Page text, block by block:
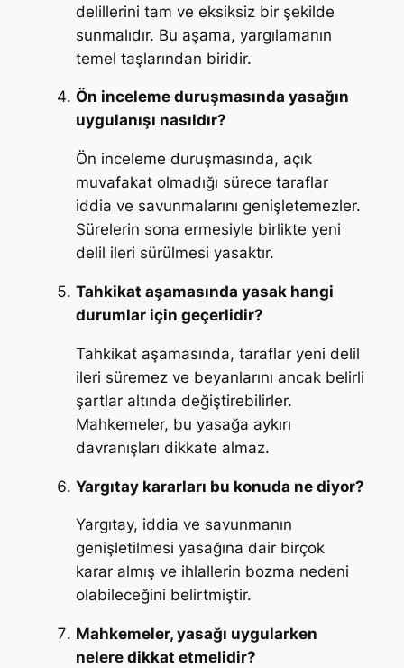
delillerini tam ve eksiksiz bir şekilde
sunmalıdır. Bu aşama, yargılamanın
temel taşlarından biridir.
Ön inceleme duruşmasında yasağın
uygulanışı nasıldır?
Ön inceleme duruşmasında, açık
muvafakat olmadığı sürece taraflar
iddia ve savunmalarını genişletemezler.
Sürelerin sona ermesiyle birlikte yeni
delil ileri sürülmesi yasaktır.
Tahkikat aşamasında yasak hangi
durumlar için geçerlidir?
Tahkikat aşamasında, taraflar yeni delil
ileri süremez ve beyanlarını ancak belirli
şartlar altında değiştirebilirler.
Mahkemeler, bu yasağa aykırı
davranışları dikkate almaz.
Yargıtay kararları bu konuda ne diyor?
Yargıtay, iddia ve savunmanın
genişletilmesi yasağına dair birçok
karar almış ve ihlallerin bozma nedeni
olabileceğini belirtmiştir.
Mahkemeler, yasağı uygularken
nelere dikkat etmelidir?